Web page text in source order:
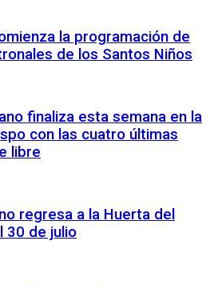
la programación de
de los Santos Niños
finaliza esta semana en la
con las cuatro últimas
libre
regresa a la Huerta del
30 de julio